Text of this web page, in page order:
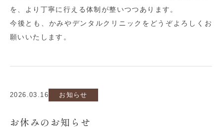
を、より丁寧に行える体制が整いつつあります。
今後とも、かみやデンタルクリニックをどうぞよろしくお
願いいたします。
2026.03.16 お知らせ
お休みのお知らせ